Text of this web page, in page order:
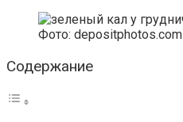
Фото: depositphotos.com
Содержание